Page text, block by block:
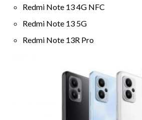
Redmi Note 13 4G NFC
Redmi Note 13 5G
Redmi Note 13R Pro